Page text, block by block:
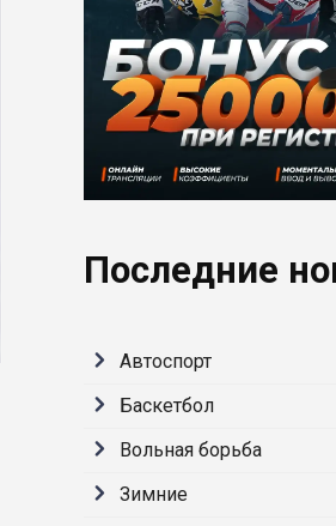
Последние
Автоспорт
Баскетбол
Вольная борьба
Зимние